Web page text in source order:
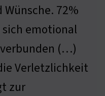
72%
emotional
(…)
Verletzlichkeit
zur